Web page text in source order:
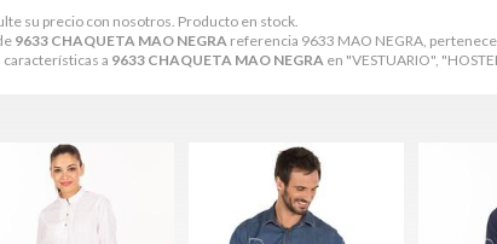
su precio con nosotros. Producto en stock.
9633 CHAQUETA MAO NEGRA referencia 9633 MAO NEGRA, pertenece
a 9633 CHAQUETA MAO NEGRA en "VESTUARIO",